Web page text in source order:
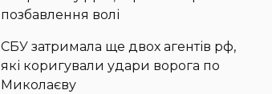
позбавлення волі
СБУ затримала ще двох агентів рф,
які коригували удари ворога по
Миколаєву